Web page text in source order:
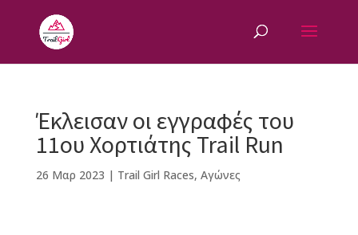
Έκλεισαν οι εγγραφές του
11ου Χορτιάτης Trail Run
26 Μαρ 2023 | Trail Girl Races, Αγώνες